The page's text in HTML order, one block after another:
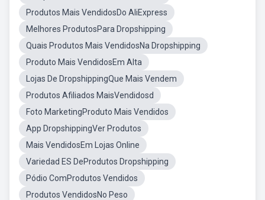
Produtos Mais VendidosDo AliExpress
Melhores ProdutosPara Dropshipping
Quais Produtos Mais VendidosNa Dropshipping
Produto Mais VendidosEm Alta
Lojas De DropshippingQue Mais Vendem
Produtos Afiliados MaisVendidosd
Foto MarketingProduto Mais Vendidos
App DropshippingVer Produtos
Mais VendidosEm Lojas Online
Variedad ES DeProdutos Dropshipping
Pódio ComProdutos Vendidos
Produtos VendidosNo Peso